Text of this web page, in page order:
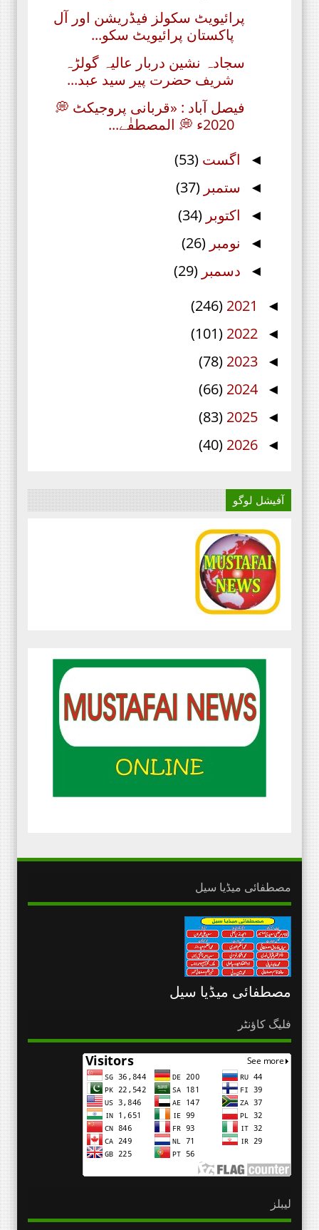
پرائیویٹ سکولز فیڈریشن اور آل
پاکستان پرائیویٹ سکو...
سجادہ نشین دربار عالیہ گولڑہ
شریف حضرت پیر سید عبد...
فیصل آباد : «قربانی پروجیکٹ 💭
2020ء 💭 المصطفٰے...
◄ اگست (53)
◄ ستمبر (37)
◄ اکتوبر (34)
◄ نومبر (26)
◄ دسمبر (29)
◄
2021
(246)
◄
2022
(101)
◄
2023
(78)
◄
2024
(66)
◄
2025
(83)
◄
2026
(40)
آفیشل لوگو
مصطفائی میڈیا سیل
مصطفائی میڈیا سیل
فلیگ کاؤنٹر
لیبلز